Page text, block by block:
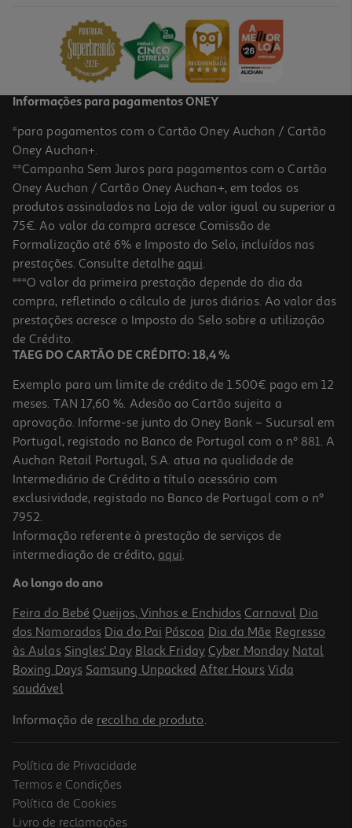
Mantinha Doudou Interbaby Azul
7.99 €/un
7,99 €
Mantinha Doudou Interbaby Cinzento
7.99 €/un
7,99 €
Informações para pagamentos ONEY
*para pagamentos com o Cartão Oney Auchan / Cartão
Oney Auchan+.
**Campanha Sem Juros para pagamentos com o Cartão
Oney Auchan / Cartão Oney Auchan+, em todos os
produtos assinalados na Loja de valor igual ou superior a
75€. Ao valor da compra acresce Comissão de
Formalização até 6% e Imposto do Selo, incluídos nas
prestações. Consulte detalhe aqui.
***O valor da primeira prestação depende do dia da
compra, refletindo o cálculo de juros diários. Ao valor das
prestações acresce o Imposto do Selo sobre a utilização
de Crédito.
TAEG DO CARTÃO DE CRÉDITO: 18,4 %
Exemplo para um limite de crédito de 1.500€ pago em 12
meses. TAN 17,60 %. Adesão ao Cartão sujeita a
aprovação. Informe-se junto do Oney Bank – Sucursal em
Portugal, registado no Banco de Portugal com o nº 881. A
Auchan Retail Portugal, S.A. atua na qualidade de
Intermediário de Crédito a título acessório com
exclusividade, registado no Banco de Portugal com o nº
7952.
Informação referente à prestação de serviços de
intermediação de crédito, aqui.
Ao longo do ano
Feira do Bebé Queijos, Vinhos e Enchidos Carnaval Dia
dos Namorados Dia do Pai Páscoa Dia da Mãe Regresso
às Aulas Singles' Day Black Friday Cyber Monday Natal
Boxing Days Samsung Unpacked After Hours Vida
saudável
Informação de recolha de produto.
Política de Privacidade
Termos e Condições
Política de Cookies
Livro de reclamações